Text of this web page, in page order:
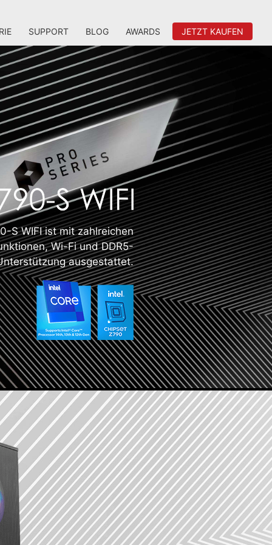
SUPPORT BLOG AWARDS JETZT KAUFEN
S WIFI ist mit zahlreichen
Wi-Fi und DDR5-
ausgestattet.